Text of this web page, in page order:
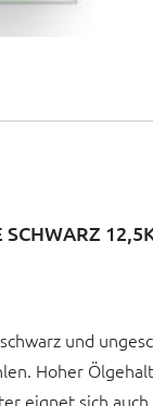
und
Hoher
eignet sich